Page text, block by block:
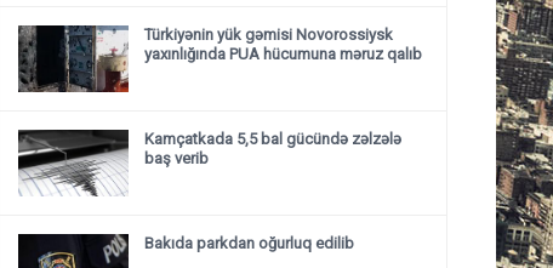
Türkiyənin yük gəmisi Novorossiysk
yaxınlığında PUA hücumuna məruz qalıb
Kamçatkada 5,5 bal gücündə zəlzələ
baş verib
Bakıda parkdan oğurluq edilib